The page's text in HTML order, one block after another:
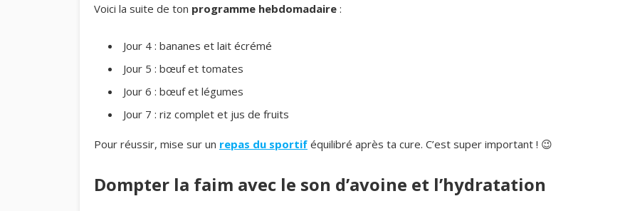
Voici la suite de ton programme hebdomadaire :
Jour 4 : bananes et lait écrémé
Jour 5 : bœuf et tomates
Jour 6 : bœuf et légumes
Jour 7 : riz complet et jus de fruits
Pour réussir, mise sur un repas du sportif équilibré après ta cure. C’est super important ! 😉
Dompter la faim avec le son d’avoine et l’hydratation